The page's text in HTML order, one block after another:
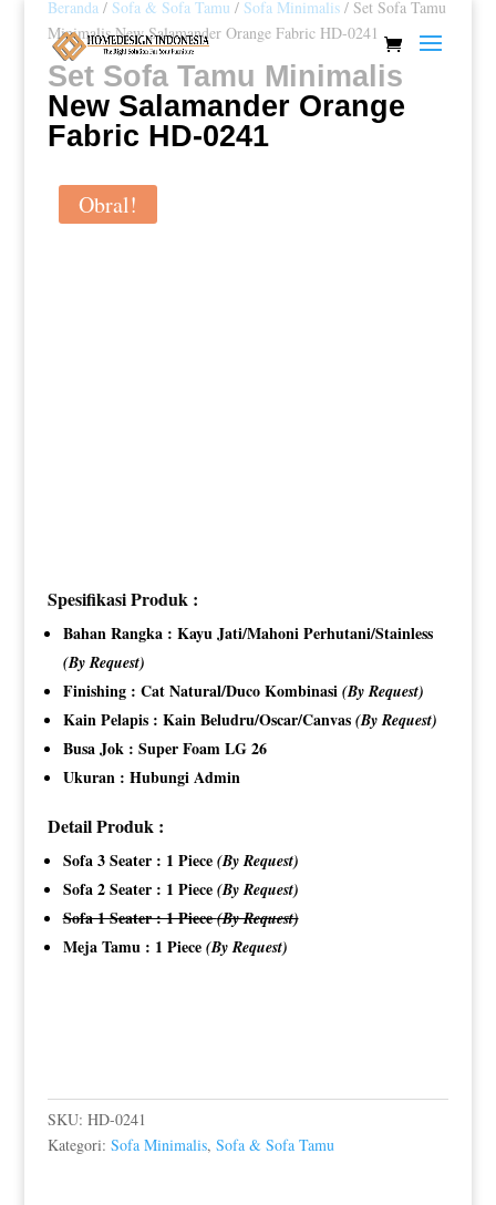
Beranda/ Sofa & Sofa Tamu / Sofa Minimalis/ Set Sofa Tamu
Minimalis New Salamander Orange Fabric HD-0241
Set Sofa Tamu Minimalis
New Salamander Orange
Fabric HD-0241
Obral!
Spesifikasi Produk :
Bahan Rangka : Kayu Jati/Mahoni Perhutani/Stainless
(By Request)
Finishing : Cat Natural/Duco Kombinasi (By Request)
Kain Pelapis : Kain Beludru/Oscar/Canvas (By Request)
Busa Jok : Super Foam LG 26
Ukuran : Hubungi Admin
Detail Produk :
Sofa 3 Seater : 1 Piece (By Request)
Sofa 2 Seater : 1 Piece (By Request)
Sofa 1 Seater : 1 Piece(By Request)
Meja Tamu : 1 Piece (By Request)
SKU: HD-0241
Kategori: Sofa Minimalis, Sofa & Sofa Tamu